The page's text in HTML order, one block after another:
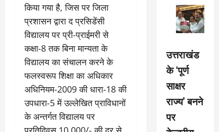
किया गया है, जिस पर जिला
प्रशासन द्वारा द प्रसिडेंसी
विद्यालय पर प्री-प्राईमरी से
कक्षा-8 तक बिना मान्यता के
विद्यालय का संचालन करने के
फलस्वरूप शिक्षा का अधिकार
अधिनियम-2009 की धारा-18 की
उपधारा-5 में उल्लेखित प्राविधानों
के अन्तर्गत विद्यालय पर
उत्तराखंड
के ‘पूर्ण
साक्षर
राज्य’ बनने
पर